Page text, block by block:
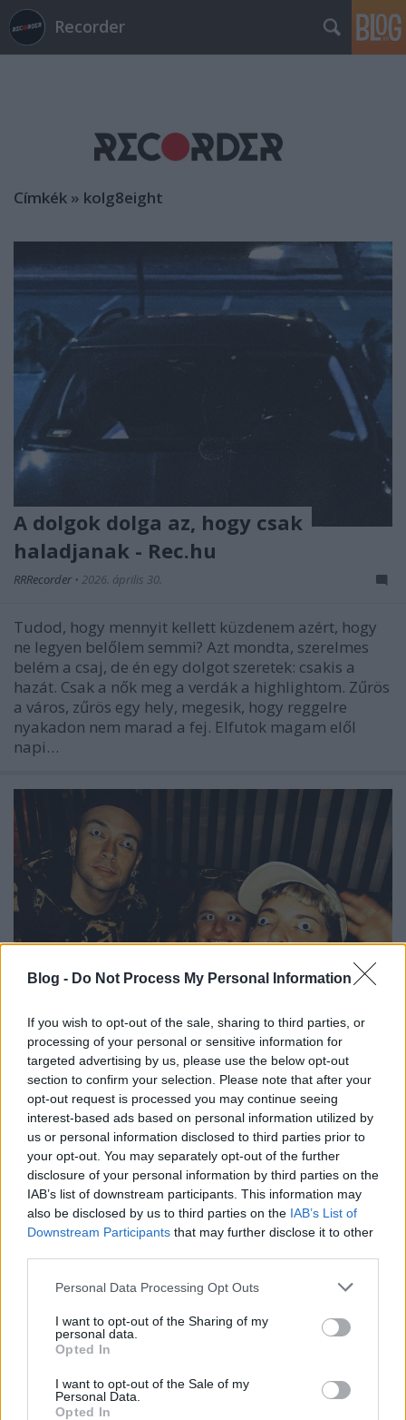
Blog - Do Not Process My Personal Information
If you wish to opt-out of the sale, sharing to third parties, or
processing of your personal or sensitive information for
targeted advertising by us, please use the below opt-out
section to confirm your selection. Please note that after your
opt-out request is processed you may continue seeing
interest-based ads based on personal information utilized by
us or personal information disclosed to third parties prior to
your opt-out. You may separately opt-out of the further
disclosure of your personal information by third parties on the
IAB’s list of downstream participants. This information may
also be disclosed by us to third parties on the IAB’s List of
Downstream Participants that may further disclose it to other
Please note that this website/app uses one or more Google
not limited to your visit or usage behaviour. You may click to
grant or deny consent to Google and its third-party tags to
use your data for below specified purposes in below Google
consent section.
Personal Data Processing Opt Outs
I want to opt-out of the Sharing of my
personal data.
Opted In
I want to opt-out of the Sale of my
Personal Data.
Opted In
Recorder
Címkék » kolg8eight
A dolgok dolga az, hogy csak
haladjanak - Rec.hu
RRRecorder • 2026. április 30.
Tudod, hogy mennyit kellett küzdenem azért, hogy
ne legyen belőlem semmi? Azt mondta, szerelmes
belém a csaj, de én egy dolgot szeretek: csakis a
hazát. Csak a nők meg a verdák a highlightom. Zűrös
a város, zűrös egy hely, megesik, hogy reggelre
nyakadon nem marad a fej. Elfutok magam elől
napi…
Ezen az égegyadta világon semmi
nincs már, ami ártson - Rec.hu
RRRecorder •2025. november 06.
Szép lassan vissza fog kúszni az értelem. Lopom a
kesst, mint az Orbán; rockolom a rollt, mint a Zorán.
Eladod a liciten a lelkedet jobb árért. A mosolyom is
őszintébb ott lent a mélyben. Kitüntetik az összes
pszichopatát. Egy kert, ahol minden szükség rejtve